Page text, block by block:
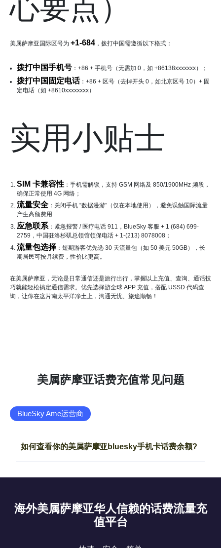
心要点）
美属萨摩亚国际区号为 +1-684 ，拨打中国需遵循以下格式：
拨打中国手机号 ：+86 + 手机号（无需加 0，如 +86138xxxxxxx）；
拨打中国固定电话：+86 + 区号（去掉开头 0，如北京区号 10）+ 固
定电话（如 +8610xxxxxxxx）
实用小贴士
SIM 卡兼容性 ：手机需解锁，支持 GSM 网络及 850/1900MHz 频段，
确保正常使用 4G 网络；
流量安全 ：关闭手机 “数据漫游”（仅在本地使用），避免误触国际流量
产生高额费用
应急联系：紧急报警 / 医疗电话 911，BlueSky 客服 + 1 (684) 699-
2759，中国驻洛杉矶总领馆领保电话 + 1-(213) 8078008；
流量包选择 ：短期游客优先选 30 天流量包（如 50 美元 50GB），长
期居民可按月续费，性价比更高。
在美属萨摩亚，无论是日常通信还是旅行出行，掌握以上充值、查询、通话技
巧就能轻松搞定通信需求。优先选择游全球 APP 充值，搭配 USSD 代码查
询，让你在这片南太平洋净土上，沟通无忧、旅途顺畅！
美属萨摩亚话费充值常见问题
BlueSky Ame运营商
如何查看你的美属萨摩亚bluesky手机卡话费余额?
海外美属萨摩亚华人信赖的话费流量充
值平台